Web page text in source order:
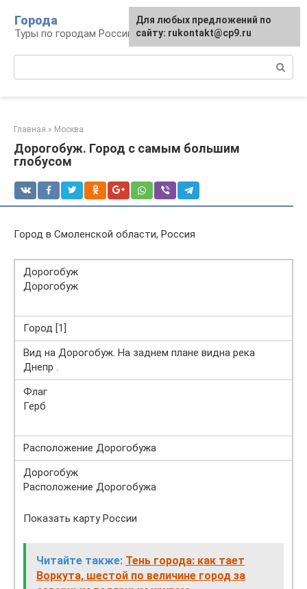
контенту
Города
Туры по городам Российской Федерации
Главная » Москва
Дорогобуж. Город с самым большим
глобусом
Город в Смоленской области, Россия
Дорогобуж
Дорогобуж
Город [1]
Вид на Дорогобуж. На заднем плане видна река
Днепр .
Флаг
Герб
Расположение Дорогобужа
Дорогобуж
Расположение Дорогобужа
Показать карту России
Читайте также: Тень города: как тает
Воркута, шестой по величине город за
Для любых предложений по
сайту: rukontakt@cp9.ru